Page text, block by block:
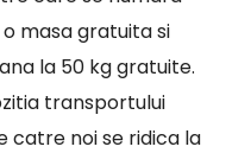
masa gratuita si
la 50 kg gratuite.
transportului
catre noi se ridica la